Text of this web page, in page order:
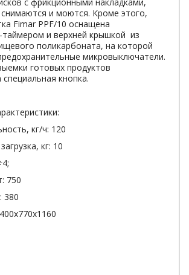
и моются. Кроме этого,
Fimar PPF/10 оснащена
и верхней крышкой из
поликарбоната, на которой
микровыключатели.
готовых продуктов
кнопка.
кг/ч: 120
кг: 10
750
380